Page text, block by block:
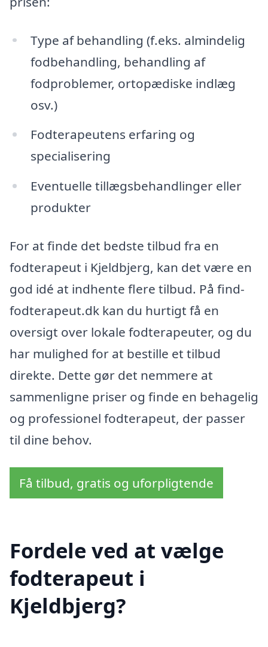
Type af behandling (f.eks. almindelig
fodbehandling, behandling af
fodproblemer, ortopædiske indlæg
osv.)
Fodterapeutens erfaring og
specialisering
Eventuelle tillægsbehandlinger eller
produkter
For at finde det bedste tilbud fra en
fodterapeut i Kjeldbjerg, kan det være en
god idé at indhente flere tilbud. På find-
fodterapeut.dk kan du hurtigt få en
oversigt over lokale fodterapeuter, og du
har mulighed for at bestille et tilbud
direkte. Dette gør det nemmere at
sammenligne priser og finde en behagelig
og professionel fodterapeut, der passer
til dine behov.
Få tilbud, gratis og uforpligtende
Fordele ved at vælge
fodterapeut i
Kjeldbjerg?